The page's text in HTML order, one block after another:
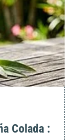
Colada :